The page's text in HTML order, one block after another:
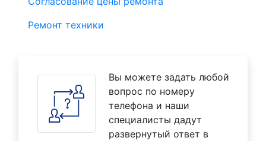
Ремонт техники
Вы можете задать любой
вопрос по номеру
телефона и наши
специалисты дадут
развернутый ответ в